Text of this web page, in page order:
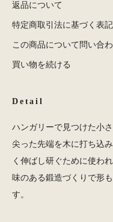
返品について
特定商取引法に基づく表記
この商品について問い合
買い物を続ける
Detail
ハンガリーで見つけた小さ
尖った先端を木に打ち込
く伸ばし研ぐために使わ
味のある鍛造づくりで形
す。